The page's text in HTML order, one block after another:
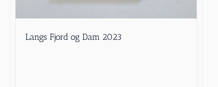
Langs Fjord og Dam 2023